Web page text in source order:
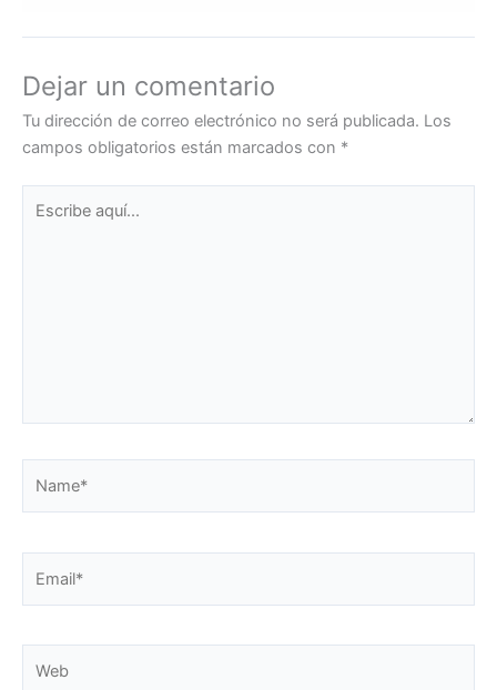
Dejar un comentario
Tu dirección de correo electrónico no será publicada. Los
campos obligatorios están marcados con *